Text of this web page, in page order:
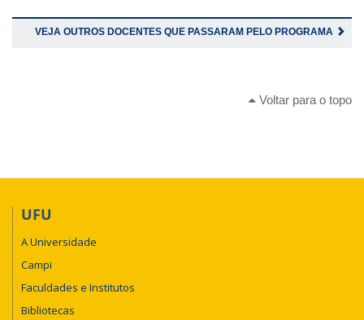
VEJA OUTROS DOCENTES QUE PASSARAM PELO PROGRAMA
Voltar para o topo
UFU
A Universidade
Campi
Faculdades e Institutos
Bibliotecas